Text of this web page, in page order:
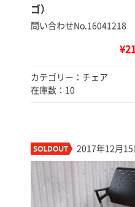
ゴ）
問い合わせNo.16041218
カテゴリー：チェア
在庫数：10
2017年12月15